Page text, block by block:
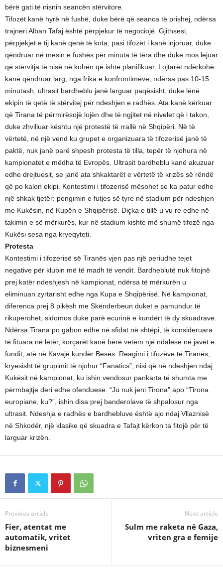
bërë gati të nisnin seancën stërvitore.
Tifozët kanë hyrë në fushë, duke bërë që seanca të prishej, ndërsa
trajneri Alban Tafaj është përpjekur të negociojë. Gjithsesi,
përpjekjet e tij kanë qenë të kota, pasi tifozët i kanë injoruar, duke
qëndruar në mesin e fushës për minuta të tëra dhe duke mos lejuar
që stërvitja të nisë në kohën që ishte planifikuar. Lojtarët ndërkohë
kanë qëndruar larg, nga frika e konfrontimeve, ndërsa pas 10-15
minutash, ultrasit bardheblu janë larguar paqësisht, duke lënë
ekipin të qetë të stërvitej për ndeshjen e radhës. Ata kanë kërkuar
që Tirana të përmirësojë lojën dhe të ngjitet në nivelet që i takon,
duke zhvilluar kështu një protestë të rrallë në Shqipëri. Në të
vërtetë, në një vend ku grupet e organizuara të tifozerisë janë të
paktë, nuk janë parë shpesh protesta të tilla, tepër të njohura në
kampionatet e mëdha të Evropës. Ultrasit bardheblu kanë akuzuar
edhe drejtuesit, se janë ata shkaktarët e vërtetë të krizës së rëndë
që po kalon ekipi. Kontestimi i tifozerisë mësohet se ka patur edhe
një shkak tjetër: pengimin e futjes së tyre në stadium për ndeshjen
me Kukësin, në Kupën e Shqipërisë. Diçka e tillë u vu re edhe në
takimin e së mërkurës, kur në stadium kishte më shumë tifozë nga
Kukësi sesa nga kryeqyteti.
Protesta
Kontestimi i tifozerisë së Tiranës vjen pas një periudhe tejet
negative për klubin më të madh të vendit. Bardheblutë nuk fitojnë
prej katër ndeshjesh në kampionat, ndërsa të mërkurën u
eliminuan zyrtarisht edhe nga Kupa e Shqipërisë. Në kampionat,
diferenca prej 8 pikësh me Skënderbeun duket e pamundur të
rikuperohet, sidomos duke parë ecurinë e kundërt të dy skuadrave.
Ndërsa Tirana po gabon edhe në sfidat në shtëpi, të konsideruara
të fituara në letër, korçarët kanë bërë vetëm një ndalesë në javët e
fundit, atë në Kavajë kundër Besës. Reagimi i tifozëve të Tiranës,
kryesisht të grupimit të njohur “Fanatics”, nisi që në ndeshjen ndaj
Kukësit në kampionat, ku ishin vendosur pankarta të shumta me
përmbajtje deri edhe ofenduese. “Ju nuk jeni Tirona” apo “Tirona
europiane, ku?”, ishin disa prej banderolave të shpalosur nga
ultrasit. Ndeshja e radhës e bardhebluve është ajo ndaj Vllaznisë
në Shkodër, një klasike që skuadra e Tafajt kërkon ta fitojë për të
larguar krizën.
Previous article
Fier, atentat me
automatik, vritet
biznesmeni
Next article
Sulm me raketa në Gaza,
vriten gra e femije